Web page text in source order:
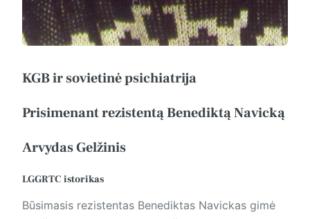
KGB ir sovietinė psichiatrija
Prisimenant rezistentą Benediktą Navicką
Arvydas Gelžinis
LGGRTC istorikas
Būsimasis rezistentas Benediktas Navickas gimė